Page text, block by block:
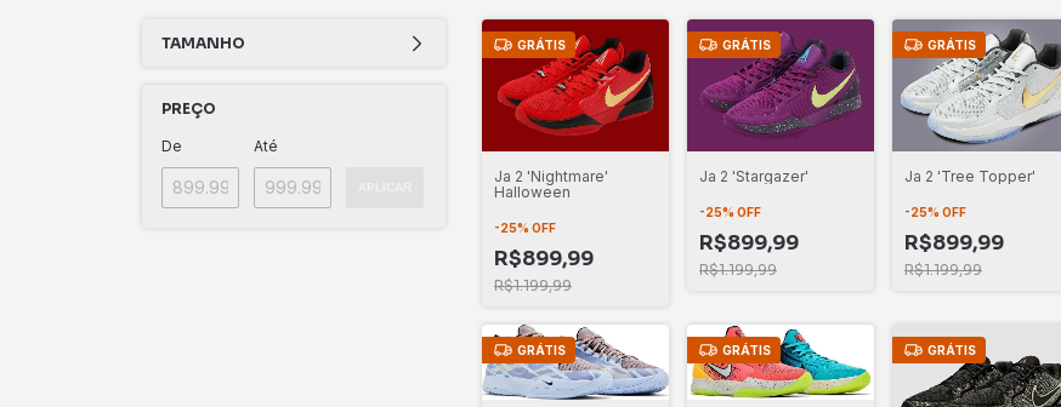
TAMANHO
PREÇO
De Até
GRÁTIS
Ja 2 'Nightmare'
Halloween
-25% OFF
R$899,99
R$1.199,99
GRÁTIS
Ja 2 'Stargazer'
-25% OFF
R$899,99
R$1.199,99
GRÁTIS
Ja 2 'Tree Topper'
-25% OFF
R$899,99
R$1.199,99
GRÁTIS GRÁTIS GRÁTIS